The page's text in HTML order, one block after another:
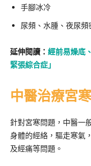
手腳冰冷
尿頻、水腫、夜尿頻
延伸閱讀： 經前易燥底
緊張綜合症」
中醫治療宮寒
針對宮寒問題，中醫一
身體的經絡，驅走寒氣
及經痛等問題。